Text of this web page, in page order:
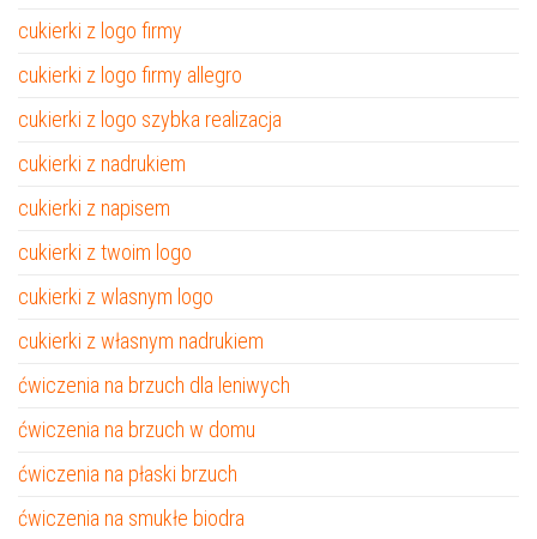
cukierki z logo firmy
cukierki z logo firmy allegro
cukierki z logo szybka realizacja
cukierki z nadrukiem
cukierki z napisem
cukierki z twoim logo
cukierki z wlasnym logo
cukierki z własnym nadrukiem
ćwiczenia na brzuch dla leniwych
ćwiczenia na brzuch w domu
ćwiczenia na płaski brzuch
ćwiczenia na smukłe biodra